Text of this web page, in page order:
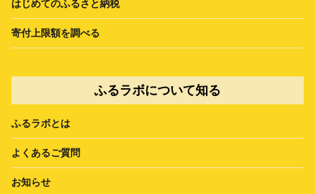
はじめてのふるさと納税
寄付上限額を調べる
ふるラボについて知る
ふるラボとは
よくあるご質問
お知らせ